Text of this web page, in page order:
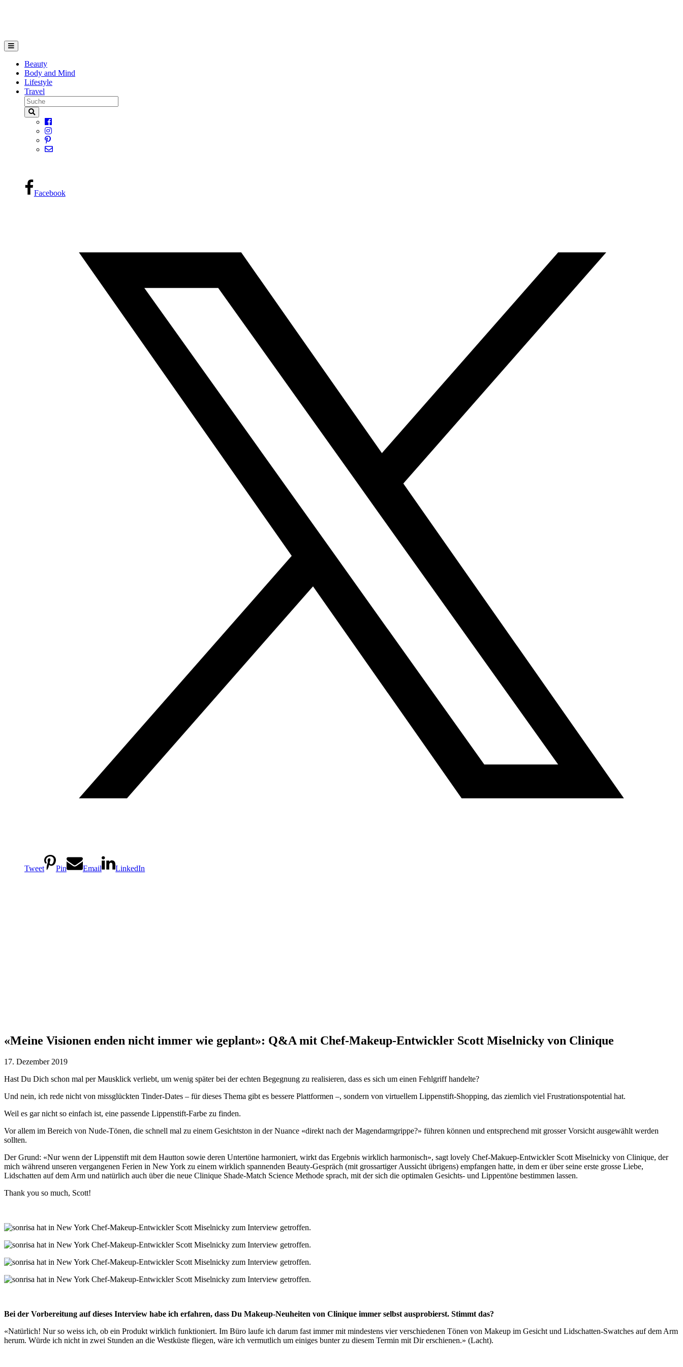
Beauty
Body and Mind
Lifestyle
Travel
Facebook
Tweet Pin Email LinkedIn
«Meine Visionen enden nicht immer wie geplant»: Q&A mit Chef-Makeup-Entwickler Scott Miselnicky von Clinique
17. Dezember 2019
Hast Du Dich schon mal per Mausklick verliebt, um wenig später bei der echten Begegnung zu realisieren, dass es sich um einen Fehlgriff handelte?
Und nein, ich rede nicht von missglückten Tinder-Dates – für dieses Thema gibt es bessere Plattformen –, sondern von virtuellem Lippenstift-Shopping, das ziemlich viel Frustrationspotential hat.
Weil es gar nicht so einfach ist, eine passende Lippenstift-Farbe zu finden.
Vor allem im Bereich von Nude-Tönen, die schnell mal zu einem Gesichtston in der Nuance «direkt nach der Magendarmgrippe?» führen können und entsprechend mit grosser Vorsicht ausgewählt werden
sollten.
Der Grund: «Nur wenn der Lippenstift mit dem Hautton sowie deren Untertöne harmoniert, wirkt das Ergebnis wirklich harmonisch», sagt lovely Chef-Makuep-Entwickler Scott Miselnicky von Clinique, der
mich während unseren vergangenen Ferien in New York zu einem wirklich spannenden Beauty-Gespräch (mit grossartiger Aussicht übrigens) empfangen hatte, in dem er über seine erste grosse Liebe,
Lidschatten auf dem Arm und natürlich auch über die neue Clinique Shade-Match Science Methode sprach, mit der sich die optimalen Gesichts- und Lippentöne bestimmen lassen.
Thank you so much, Scott!
Bei der Vorbereitung auf dieses Interview habe ich erfahren, dass Du Makeup-Neuheiten von Clinique immer selbst ausprobierst. Stimmt das?
«Natürlich! Nur so weiss ich, ob ein Produkt wirklich funktioniert. Im Büro laufe ich darum fast immer mit mindestens vier verschiedenen Tönen von Makeup im Gesicht und Lidschatten-Swatches auf dem Arm
herum. Würde ich nicht in zwei Stunden an die Westküste fliegen, wäre ich vermutlich um einiges bunter zu diesem Termin mit Dir erschienen.» (Lacht).